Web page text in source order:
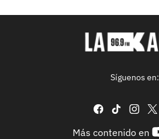
Síguenos en:
facebook
tiktok
Más contenido en